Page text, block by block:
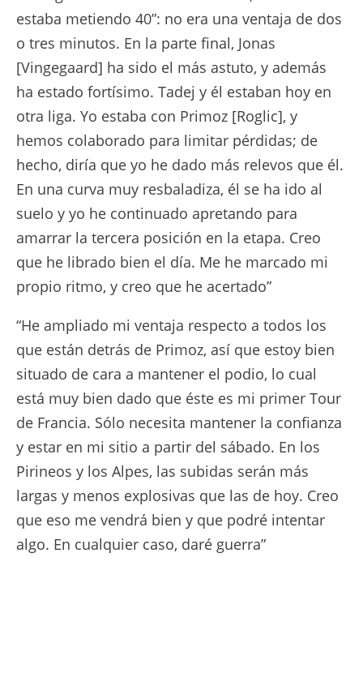
estaba metiendo 40”: no era una ventaja de dos
o tres minutos. En la parte final, Jonas
[Vingegaard] ha sido el más astuto, y además
ha estado fortísimo. Tadej y él estaban hoy en
otra liga. Yo estaba con Primoz [Roglic], y
hemos colaborado para limitar pérdidas; de
hecho, diría que yo he dado más relevos que él.
En una curva muy resbaladiza, él se ha ido al
suelo y yo he continuado apretando para
amarrar la tercera posición en la etapa. Creo
que he librado bien el día. Me he marcado mi
propio ritmo, y creo que he acertado”
“He ampliado mi ventaja respecto a todos los
que están detrás de Primoz, así que estoy bien
situado de cara a mantener el podio, lo cual
está muy bien dado que éste es mi primer Tour
de Francia. Sólo necesita mantener la confianza
y estar en mi sitio a partir del sábado. En los
Pirineos y los Alpes, las subidas serán más
largas y menos explosivas que las de hoy. Creo
que eso me vendrá bien y que podré intentar
algo. En cualquier caso, daré guerra”